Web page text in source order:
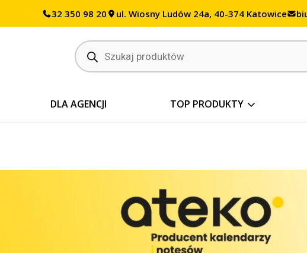
32 350 98 20 ul. Wiosny Ludów 24a, 40-374 Katowice
Wyszukiwarka
produktów
DLA AGENCJI TOP PRODUKTY